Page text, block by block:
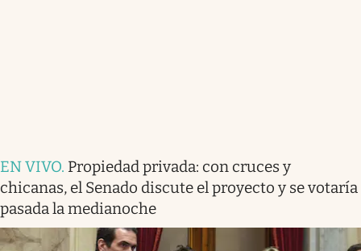
EN VIVO. Propiedad privada: con cruces y
chicanas, el Senado discute el proyecto y se votaría
pasada la medianoche